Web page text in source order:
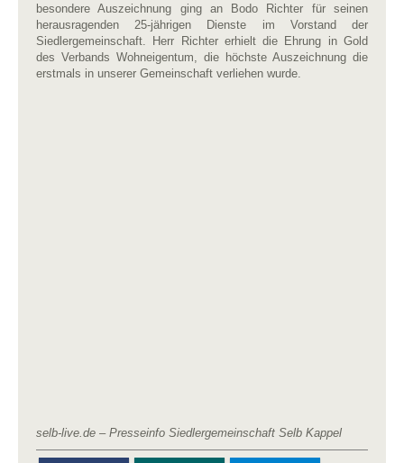
besondere Auszeichnung ging an Bodo Richter für seinen
herausragenden 25-jährigen Dienste im Vorstand der
Siedlergemeinschaft. Herr Richter erhielt die Ehrung in Gold
des Verbands Wohneigentum, die höchste Auszeichnung die
erstmals in unserer Gemeinschaft verliehen wurde.
selb-live.de – Presseinfo Siedlergemeinschaft Selb Kappel